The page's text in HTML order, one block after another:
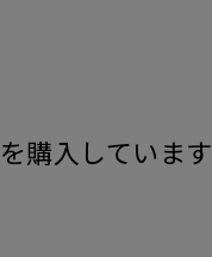
購入しています